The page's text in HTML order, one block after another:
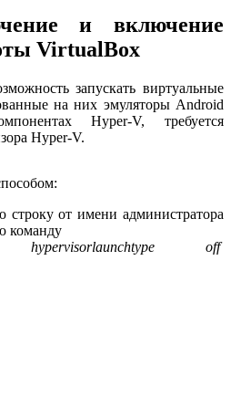
и включение
VirtualBox
запускать виртуальные
на них эмуляторы Android
Hyper-V, требуется
Hyper-V.
строку от имени администратора
команду
off